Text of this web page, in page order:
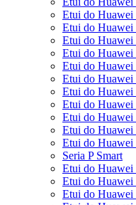
Etui do Huawei
Etui do Huawei
Etui do Huawei
Etui do Huawei
Etui do Huawei
Etui do Huawei
Etui do Huawei
Etui do Huawei
Etui do Huawei
Etui do Huawei
Etui do Huawei
Seria P Smart
Etui do Huawei
Etui do Huawei
Etui do Huawei